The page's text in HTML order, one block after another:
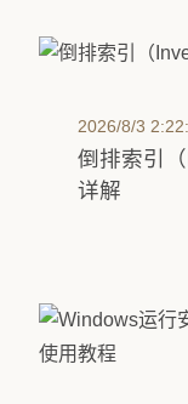
2026/8/3
倒排索引
详解